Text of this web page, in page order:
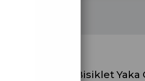
Lacivert Bisiklet